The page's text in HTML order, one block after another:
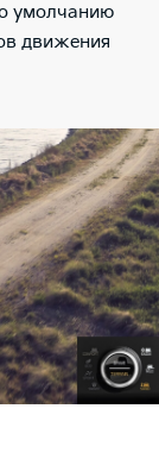
умолчанию
движения